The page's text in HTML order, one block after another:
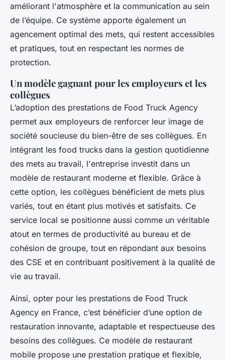
améliorant l'atmosphère et la communication au sein
de l’équipe. Ce système apporte également un
agencement optimal des mets, qui restent accessibles
et pratiques, tout en respectant les normes de
protection.
Un modèle gagnant pour les employeurs et les
collègues
L’adoption des prestations de Food Truck Agency
permet aux employeurs de renforcer leur image de
société soucieuse du bien-être de ses collègues. En
intégrant les food trucks dans la gestion quotidienne
des mets au travail, l'entreprise investit dans un
modèle de restaurant moderne et flexible. Grâce à
cette option, les collègues bénéficient de mets plus
variés, tout en étant plus motivés et satisfaits. Ce
service local se positionne aussi comme un véritable
atout en termes de productivité au bureau et de
cohésion de groupe, tout en répondant aux besoins
des CSE et en contribuant positivement à la qualité de
vie au travail.
Ainsi, opter pour les prestations de Food Truck
Agency en France, c’est bénéficier d’une option de
restauration innovante, adaptable et respectueuse des
besoins des collègues. Ce modèle de restaurant
mobile propose une prestation pratique et flexible,